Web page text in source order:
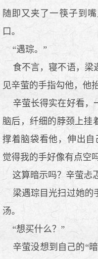
随即又夹了一筷子到
口。
“遇琮。”
食不言，寝不语，梁
见辛萤的手指勾他，他
辛萤长得实在好看，
脑后，纤细的脖颈上挂
撑着脑袋看他，伸出
觉得我的手好像有点空
这算暗示吗？辛萤忐
梁遇琮目光扫过她的
汤。
“想买什么？”
辛萤没想到自己的“